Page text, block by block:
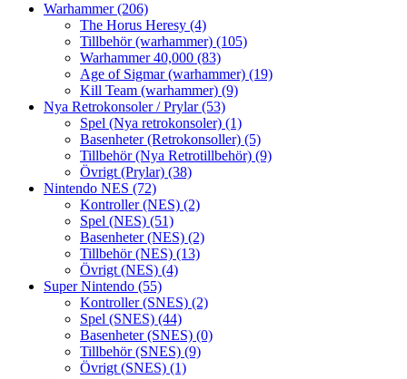
Warhammer(206)
The Horus Heresy (4)
Tillbehör (warhammer) (105)
Warhammer 40,000 (83)
Age of Sigmar (warhammer) (19)
Kill Team (warhammer) (9)
Nya Retrokonsoler / Prylar(53)
Spel (Nya retrokonsoler) (1)
Basenheter (Retrokonsoller) (5)
Tillbehör (Nya Retrotillbehör) (9)
Övrigt (Prylar) (38)
Nintendo NES (72)
Kontroller (NES) (2)
Spel (NES) (51)
Basenheter (NES) (2)
Tillbehör (NES) (13)
Övrigt (NES) (4)
Super Nintendo (55)
Kontroller (SNES) (2)
Spel (SNES) (44)
Basenheter (SNES) (0)
Tillbehör (SNES) (9)
Övrigt (SNES) (1)